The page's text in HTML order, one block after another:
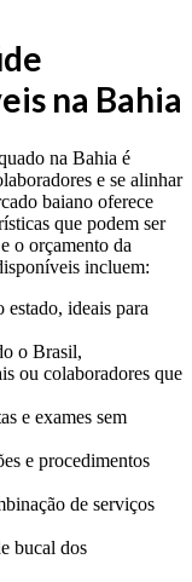
na Bahia
na Bahia é
e se alinhar
baiano oferece
que podem ser
o orçamento da
incluem:
ideais para
o Brasil,
ou colaboradores que
e exames sem
e procedimentos
de serviços
bucal dos